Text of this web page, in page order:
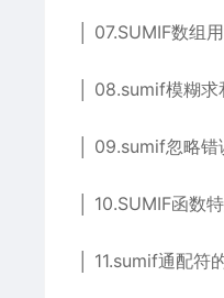
│ 07.SUMIF数组
│ 08.sumif模糊
│ 09.sumif忽略
│ 10.SUMIF函数
│ 11.sumif通配